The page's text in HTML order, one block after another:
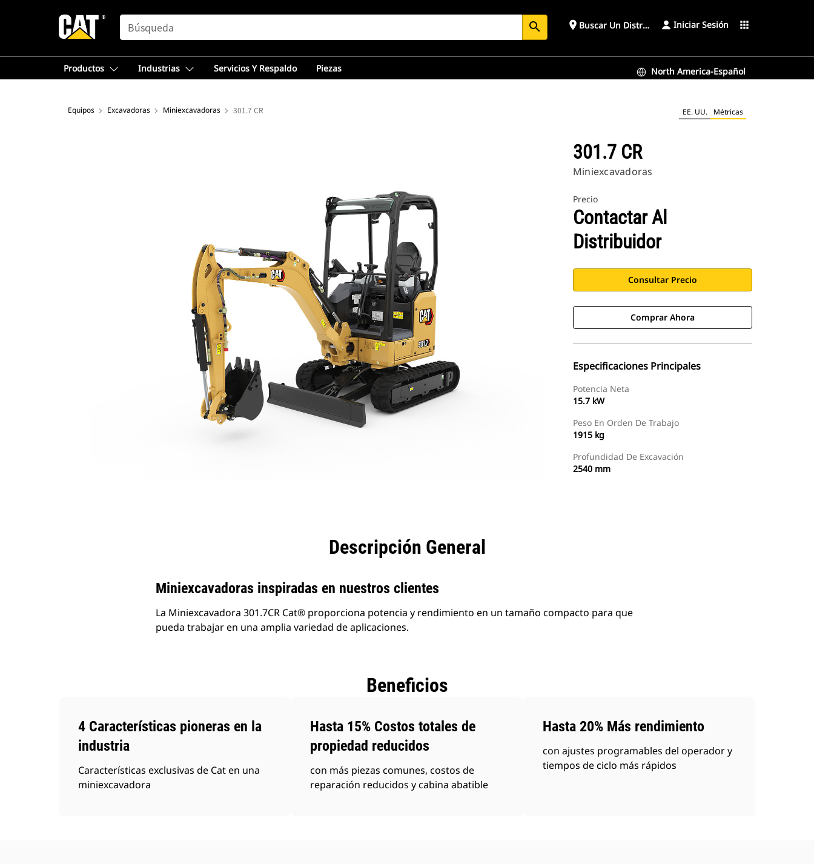
SEARCH search place Buscar Un Distribuidor Iniciar Sesión apps
Productos Industrias Servicios Y Respaldo Piezas North America-Español
Equipos Excavadoras Miniexcavadoras 301.7 CR EE. UU. Métricas
301.7 CR
Miniexcavadoras
Precio
Contactar Al
Distribuidor
Consultar Precio
Comprar Ahora
Especificaciones Principales
Potencia Neta
15.7 kW
Peso En Orden De Trabajo
1915 kg
Profundidad De Excavación
2540 mm
Descripción General
Miniexcavadoras inspiradas en nuestros clientes
La Miniexcavadora 301.7CR Cat® proporciona potencia y rendimiento en un tamaño compacto para que
pueda trabajar en una amplia variedad de aplicaciones.
Beneficios
4 Características pioneras en la
industria
Características exclusivas de Cat en una
miniexcavadora
Hasta 15% Costos totales de
propiedad reducidos
con más piezas comunes, costos de
reparación reducidos y cabina abatible
Hasta 20% Más rendimiento
con ajustes programables del operador y
tiempos de ciclo más rápidos